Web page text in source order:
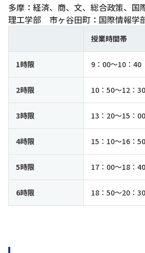
多摩：経済、商、文、総合政策、
理工学部 市ヶ谷田町：国際情報
授業時間帯
1時限 9：00～10：40
2時限 10：50～12：30
3時限 13：20～15：00
4時限 15：10～16：50
5時限 17：00～18：40
6時限 18：50～20：30